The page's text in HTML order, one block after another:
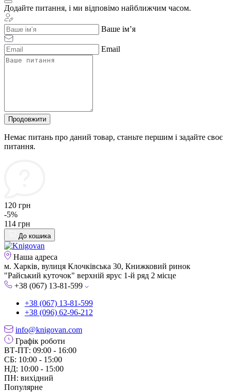
Додайте питання, і ми відповімо найближчим часом.
Ваше ім’я
Email
Продовжити
Немає питань про даний товар, станьте першим і задайте своє
питання.
120 грн
-5%
114 грн
До кошика
Наша адреса
м. Харків, вулиця Клочківська 30, Книжковий ринок
"Райський куточок" верхній ярус 1-й ряд 2 місце
+38 (067) 13-81-599
+38 (067) 13-81-599
+38 (096) 62-96-212
info@knigovan.com
Графік роботи
ВТ-ПТ: 09:00 - 16:00
СБ: 10:00 - 15:00
НД: 10:00 - 15:00
ПН: вихідний
Популярне